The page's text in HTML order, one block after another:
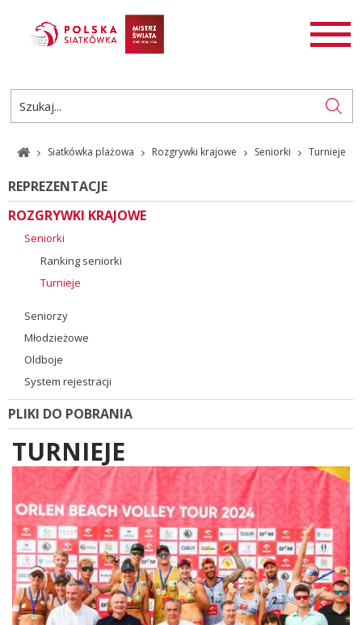
AKTUALNOŚCI
ROZGRYWKI
PL
EN
Siatkówka plażowa Rozgrywki krajowe Seniorki Turnieje
REPREZENTACJE
ROZGRYWKI KRAJOWE
Seniorki
Ranking seniorki
Turnieje
Seniorzy
Młodzieżowe
Oldboje
System rejestracji
PLIKI DO POBRANIA
TURNIEJE